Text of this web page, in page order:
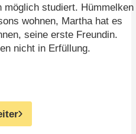
möglich studiert. Hümmelken
wohnen, Martha hat es
seine erste Freundin.
nicht in Erfüllung.